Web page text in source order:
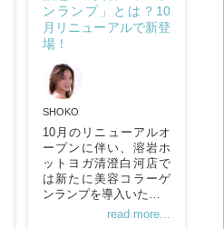
ンランプ」とは？10
月リニューアルで新登
場！
SHOKO
10月のリニューアルオ
ープンに伴い、溶岩ホ
ットヨガ清澄白河店で
は新たに美容コラーゲ
ンランプを導入いた…
read more...